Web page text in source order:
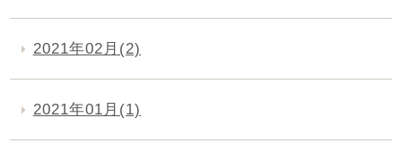
2021年02月(2)
2021年01月(1)